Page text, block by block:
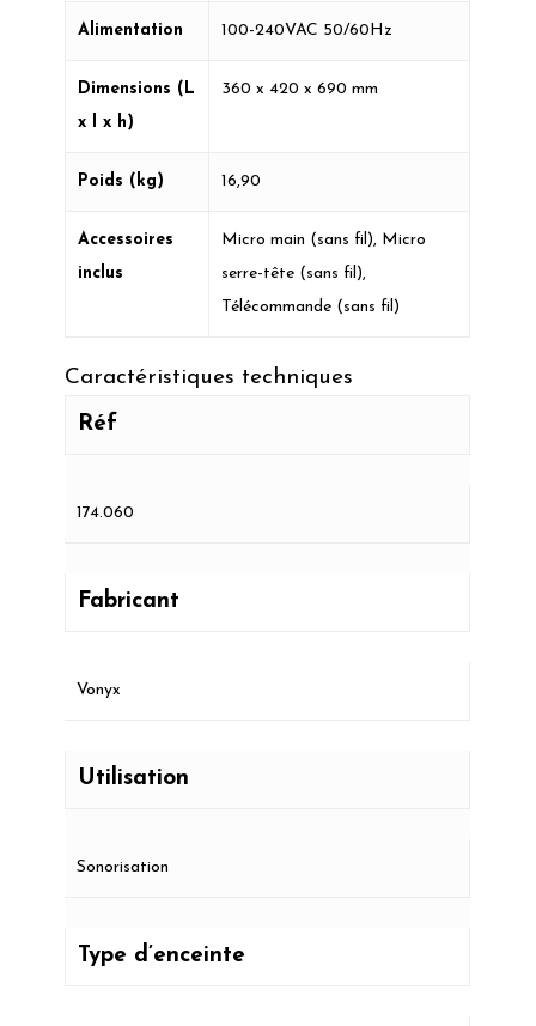
Alimentation 100-240VAC 50/60Hz
Dimensions (L
x l x h)
360 x 420 x 690 mm
Poids (kg) 16,90
Accessoires
inclus
Micro main (sans fil), Micro
serre-tête (sans fil),
Télécommande (sans fil)
Caractéristiques techniques
Réf
174.060
Fabricant
Vonyx
Utilisation
Sonorisation
Type d’enceinte